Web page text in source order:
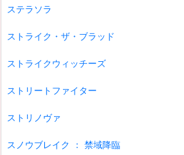
ステラソラ
ストライク・ザ・ブラッド
ストライクウィッチーズ
ストリートファイター
ストリノヴァ
スノウブレイク ： 禁域降臨